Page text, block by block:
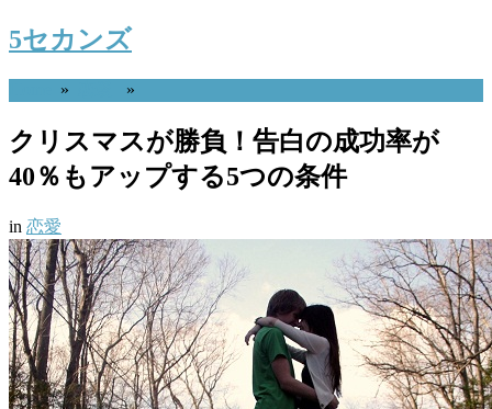
5セカンズ
» »
クリスマスが勝負！告白の成功率が
40％もアップする5つの条件
in 恋愛